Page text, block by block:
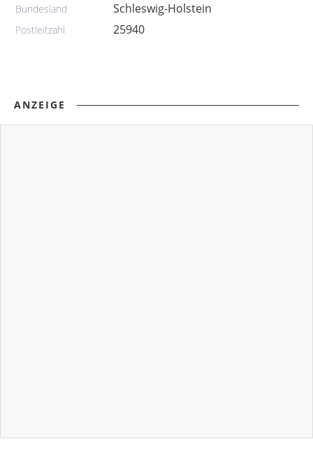
Bundesland Schleswig-Holstein
Postleitzahl 25940
ANZEIGE